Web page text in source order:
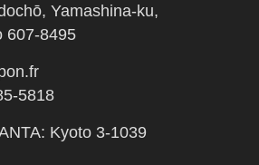
Yamashina-ku,
607-8495
5818
Kyoto 3-1039